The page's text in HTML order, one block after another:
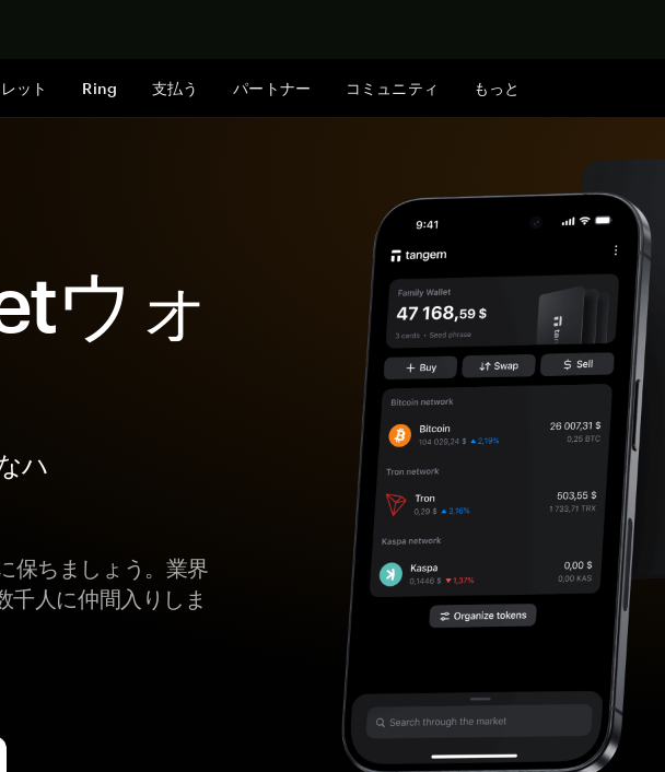
ット Ring 支払う パートナー コミュニティ もっと
ウォ
ハ
保ちましょう。業界
千人に仲間入りしま